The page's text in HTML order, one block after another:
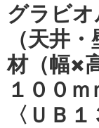
グラビ
（天井
材（幅×
１００ｍ
〈ＵＢ